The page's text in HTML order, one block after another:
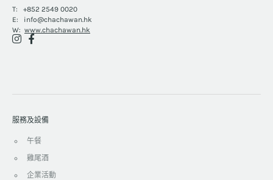
T: +852 2549 0020
E: info@chachawan.hk
W: www.chachawan.hk
服務及設備
午餐
雞尾酒
企業活動